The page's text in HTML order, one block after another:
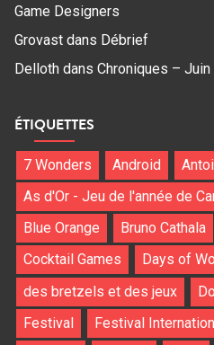
Game Designers
Grovast dans Débrief
Delloth dans Chroniques – Juin
ÉTIQUETTES
7 Wonders Android
As d'Or - Jeu de l'année de
Blue Orange
Bruno Cathala
Cocktail Games
Days of
des bretzels et des jeux
Festival
Festival